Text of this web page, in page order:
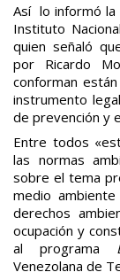
Así lo informó la
Instituto
quien señaló
por Ricardo
conforman
instrumento
de prevención y
Entre todos
las normas
sobre el tema
medio
derechos
ocupación y
al programa
Venezolana de